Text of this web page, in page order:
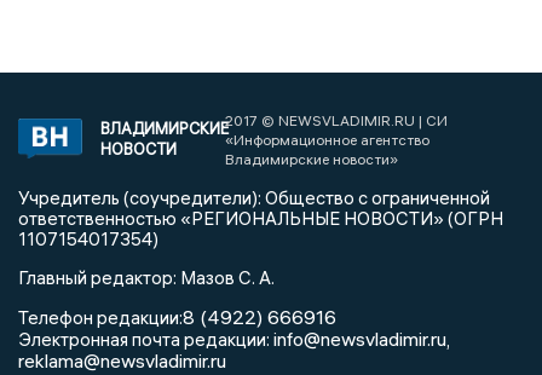
ВЛАДИМИРСКИЕ
НОВОСТИ
2017 © NEWSVLADIMIR.RU | СИ
«Информационное агентство
Владимирские новости»
Учредитель (соучредители): Общество с ограниченной
ответственностью «РЕГИОНАЛЬНЫЕ НОВОСТИ» (ОГРН
1107154017354)
Главный редактор: Мазов С. А.
Телефон редакции:8 (4922) 666916
Электронная почта редакции: info@newsvladimir.ru,
reklama@newsvladimir.ru